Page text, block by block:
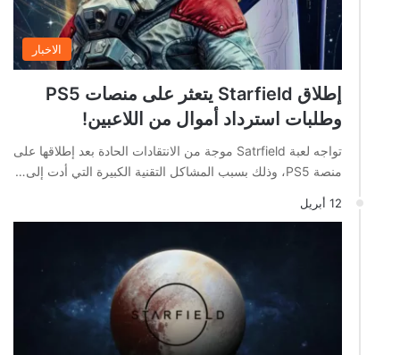
الاخبار
إطلاق Starfield يتعثر على منصات PS5
وطلبات استرداد أموال من اللاعبين!
تواجه لعبة Satrfield موجة من الانتقادات الحادة بعد إطلاقها على
منصة PS5، وذلك بسبب المشاكل التقنية الكبيرة التي أدت إلى…
12 أبريل